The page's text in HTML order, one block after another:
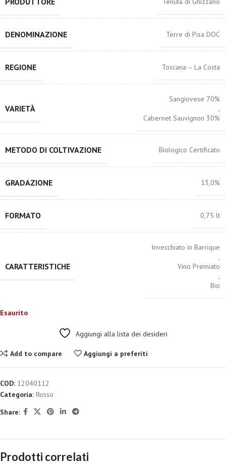
DENOMINAZIONE Terre di Pisa DOC
REGIONE Toscana – La Costa
VARIETÀ
Sangiovese 70%
,
Cabernet Sauvignon 30%
METODO DI COLTIVAZIONE Biologico Certificato
GRADAZIONE 13,0%
FORMATO 0,75 lt
CARATTERISTICHE
Invecchiato in Barrique
,
Vino Premiato
,
Bio
Esaurito
Aggiungi alla lista dei desideri
Add to compare Aggiungi a preferiti
COD: 12040112
Categoria: Rosso
Share:
Prodotti correlati